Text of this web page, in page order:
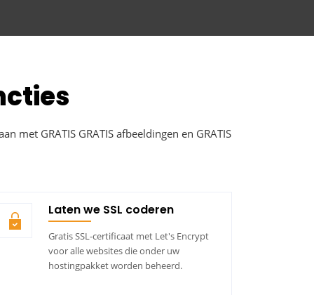
met GRATIS GRATIS afbeeldingen en GRATIS
Laten we SSL coderen
Gratis SSL-certificaat met Let's Encrypt
voor alle websites die onder uw
hostingpakket worden beheerd.